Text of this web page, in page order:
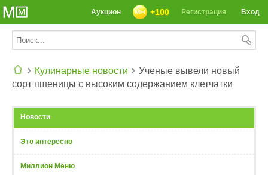
Вход
Регистрация
+100
Аукцион
Кулинарные новости
Ученые вывели новый
сорт пшеницы с высоким содержанием клетчатки
Новости
Это интересно
Миллион Меню